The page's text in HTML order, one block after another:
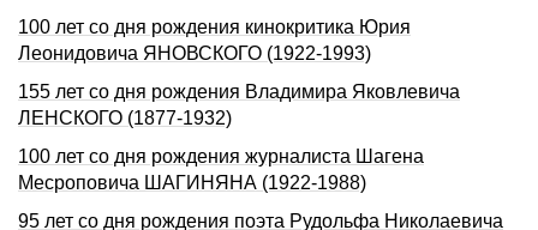
100 лет со дня рождения кинокритика Юрия
Леонидовича ЯHОВСКОГО (1922-1993)
155 лет со дня рождения Владимира Яковлевича
ЛЕНСКОГО (1877-1932)
100 лет со дня рождения журналиста Шагена
Месроповича ШАГИНЯHА (1922-1988)
95 лет со дня pождения поэта Рудольфа Hиколаевича